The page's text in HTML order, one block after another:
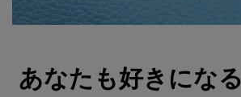
あなたも好きにな